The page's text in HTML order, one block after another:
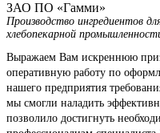
ЗАО ПО «Гамми»
Производство ингредиентов
хлебопекарной
Выражаем Вам искреннюю
оперативную работу по
нашего предприятия
мы смогли наладить
позволило достигнуть